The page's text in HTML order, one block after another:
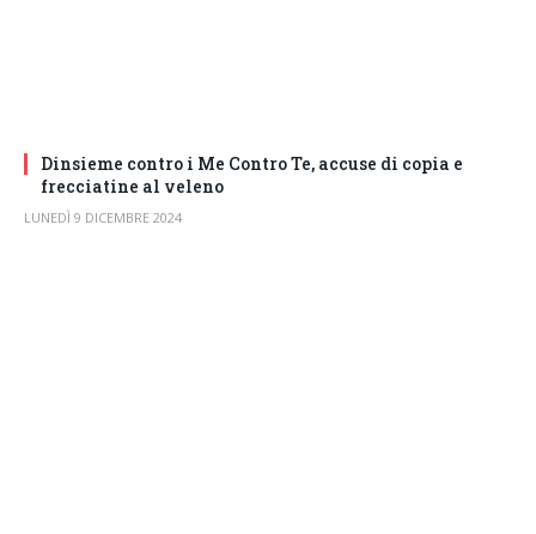
Dinsieme contro i Me Contro Te, accuse di copia e
frecciatine al veleno
LUNEDÌ 9 DICEMBRE 2024